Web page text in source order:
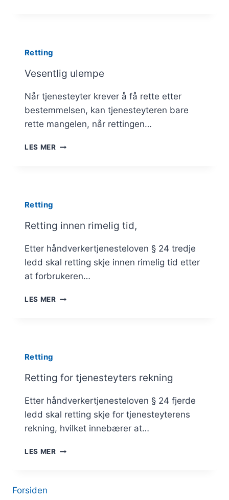
Retting
Vesentlig ulempe
Når tjenesteyter krever å få rette etter
bestemmelsen, kan tjenesteyteren bare
rette mangelen, når rettingen…
LES MERVESENTLIG
Retting
Retting innen rimelig tid,
Etter håndverkertjenesteloven § 24 tredje
ledd skal retting skje innen rimelig tid etter
at forbrukeren…
LES MERRETTING
Retting
Retting for tjenesteyters rekning
Etter håndverkertjenesteloven § 24 fjerde
ledd skal retting skje for tjenesteyterens
rekning, hvilket innebærer at…
LES MERRETTING
Forsiden